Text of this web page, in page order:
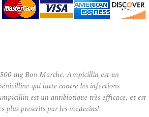
mg Bon Marche. Ampicillin est un
qui lutte contre les infections
est un antibiotique très efficace, et est
plus prescrits par les médecins!